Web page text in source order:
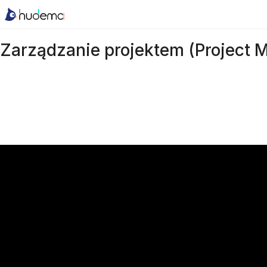
Zarządzanie projektem (Project